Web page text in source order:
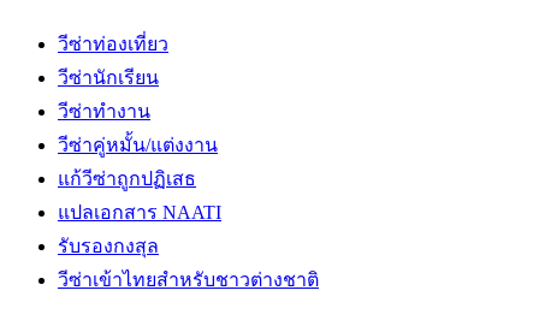
วีซ่าท่องเที่ยว
วีซ่านักเรียน
วีซ่าทำงาน
วีซ่าคู่หมั้น/แต่งงาน
แก้วีซ่าถูกปฏิเสธ
แปลเอกสาร NAATI
รับรองกงสุล
วีซ่าเข้าไทยสำหรับชาวต่างชาติ